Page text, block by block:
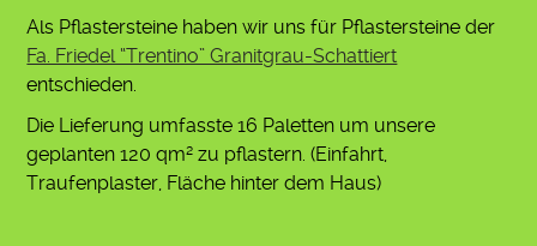
Als Pflastersteine haben wir uns für Pflastersteine der
Fa. Friedel “Trentino” Granitgrau-Schattiert
entschieden.
Die Lieferung umfasste 16 Paletten um unsere
geplanten 120 qm² zu pflastern. (Einfahrt,
Traufenplaster, Fläche hinter dem Haus)